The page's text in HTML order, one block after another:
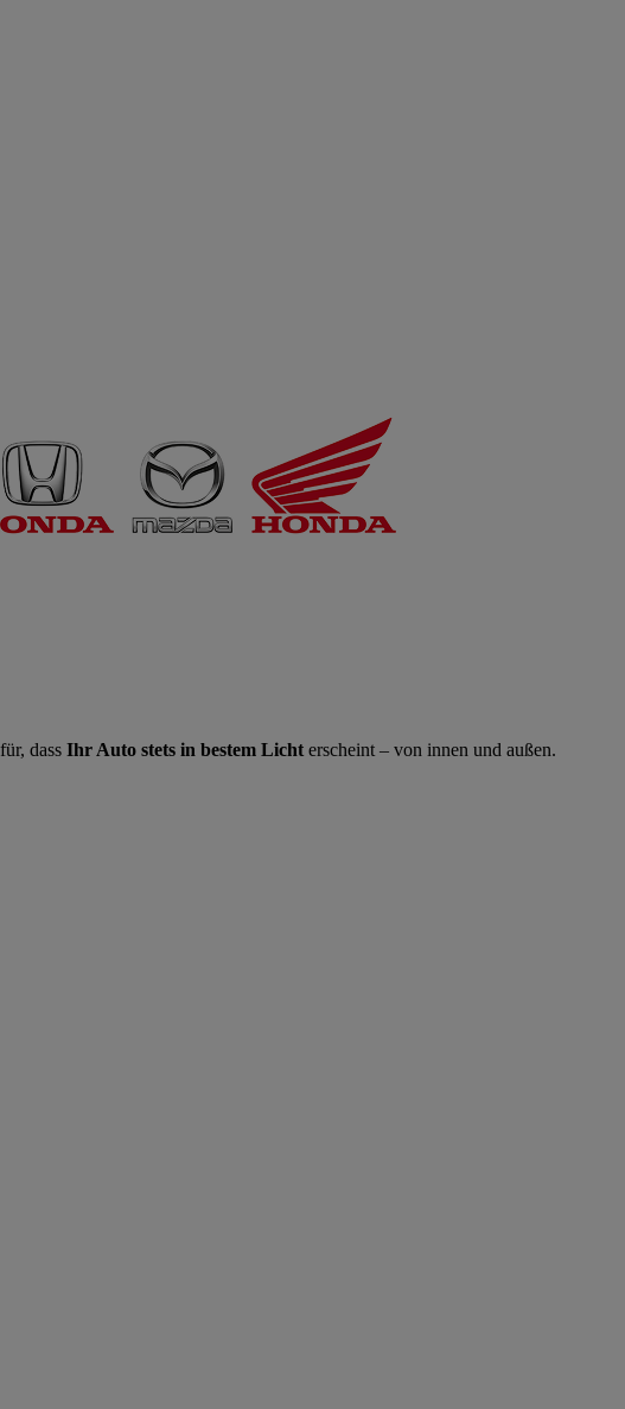
dass Ihr Auto stets in bestem Licht erscheint – von innen und außen.